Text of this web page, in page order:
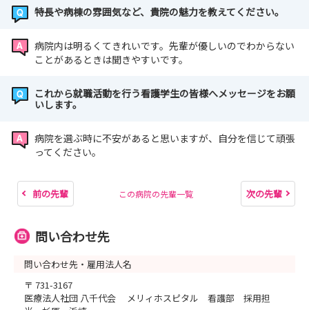
特長や病棟の雰囲気など、貴院の魅力を教えてください。
病院内は明るくてきれいです。先輩が優しいのでわからない
ことがあるときは聞きやすいです。
これから就職活動を行う看護学生の皆様へメッセージをお願
いします。
病院を選ぶ時に不安があると思いますが、自分を信じて頑張
ってください。
前の先輩 この病院の先輩一覧 次の先輩
問い合わせ先
問い合わせ先・雇用法人名
〒 731-3167
医療法人社団 八千代会 メリィホスピタル 看護部 採用担